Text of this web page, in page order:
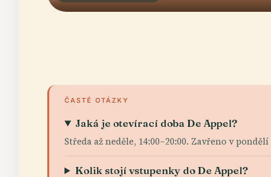
ČASTÉ OTÁZKY
Jaká je otevírací doba De Appel?
Středa až neděle, 14:00–20:00. Zavřeno v
Kolik stojí vstupenky do De Appel?